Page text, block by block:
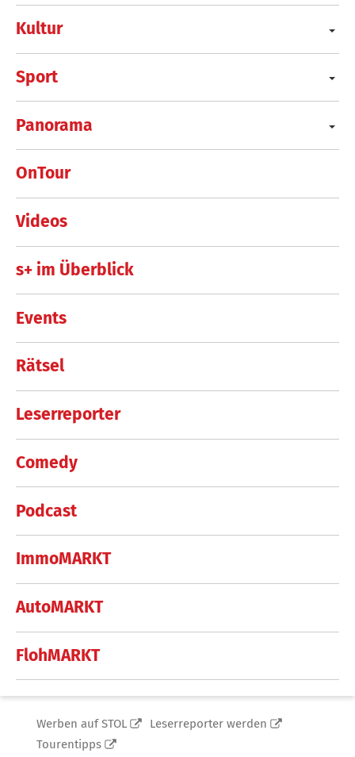
Kultur
Sport
Panorama
OnTour
Videos
s+ im Überblick
Events
Rätsel
Leserreporter
Comedy
Podcast
ImmoMARKT
AutoMARKT
FlohMARKT
Werben auf STOL
Leserreporter werden
Tourentipps